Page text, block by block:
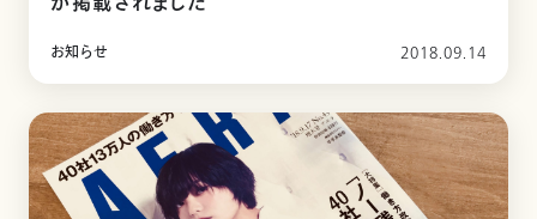
お知らせ 2018.09.14